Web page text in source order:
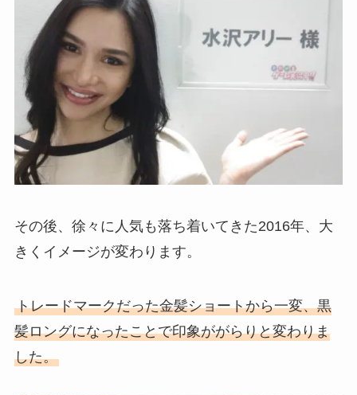
その後、徐々に人気も落ち着いてきた2016年、大
きくイメージが変わります。
トレードマークだった金髪ショートから一変、黒
髪ロングになったことで印象ががらりと変わりま
した。